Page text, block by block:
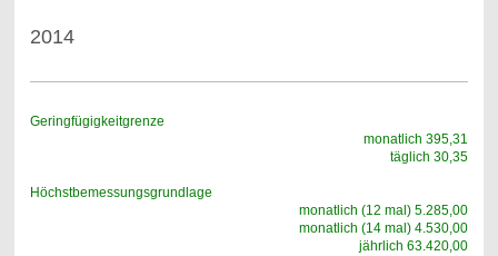
2014
Geringfügigkeitgrenze
monatlich 395,31
täglich 30,35
Höchstbemessungsgrundlage
monatlich (12 mal) 5.285,00
monatlich (14 mal) 4.530,00
jährlich 63.420,00